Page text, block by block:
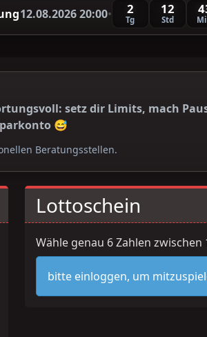
12.08.2026 20:00• 2
Tg
12
Std
setz dir Limits, mach
😅
Beratungsstellen.
Lottoschein
Wähle genau 6 Zahlen zwischen
bitte einloggen, um